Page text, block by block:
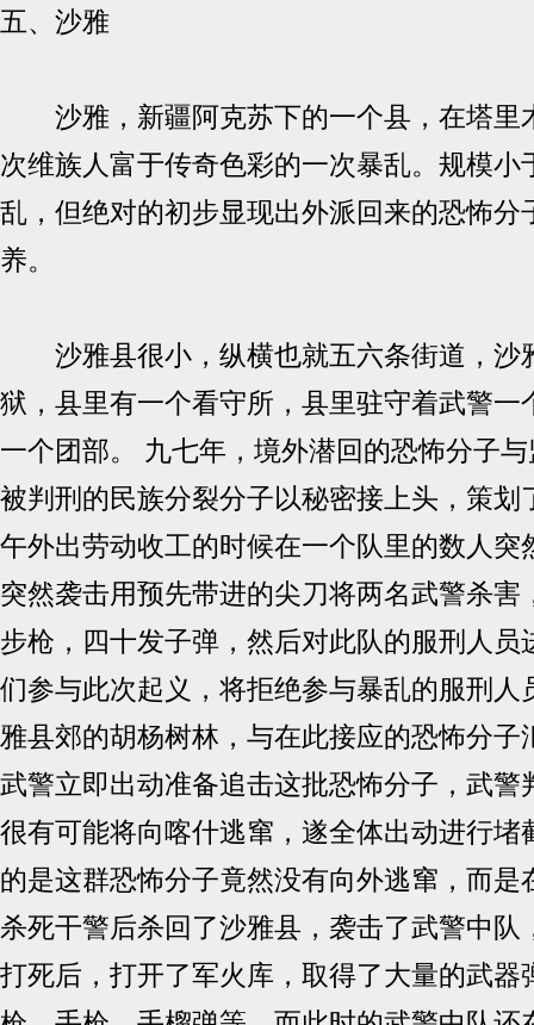
五、沙雅
沙雅，新疆阿克苏下的一个县，在塔里
次维族人富于传奇色彩的一次暴乱。规模小
乱，但绝对的初步显现出外派回来的恐怖分
养。
沙雅县很小，纵横也就五六条街道，沙
狱，县里有一个看守所，县里驻守着武警一
一个团部。 九七年，境外潜回的恐怖分子
被判刑的民族分裂分子以秘密接上头，策划
午外出劳动收工的时候在一个队里的数人突
突然袭击用预先带进的尖刀将两名武警杀害
步枪，四十发子弹，然后对此队的服刑人员
们参与此次起义，将拒绝参与暴乱的服刑人
雅县郊的胡杨树林，与在此接应的恐怖分子
武警立即出动准备追击这批恐怖分子，武警
很有可能将向喀什逃窜，遂全体出动进行堵
的是这群恐怖分子竟然没有向外逃窜，而是
杀死干警后杀回了沙雅县，袭击了武警中队
打死后，打开了军火库，取得了大量的武器